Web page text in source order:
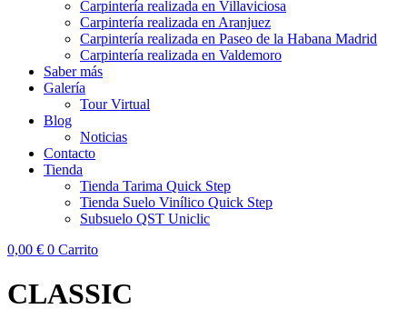
Carpintería realizada en Villaviciosa
Carpintería realizada en Aranjuez
Carpintería realizada en Paseo de la Habana Madrid
Carpintería realizada en Valdemoro
Saber más
Galería
Tour Virtual
Blog
Noticias
Contacto
Tienda
Tienda Tarima Quick Step
Tienda Suelo Vinílico Quick Step
Subsuelo QST Uniclic
0,00 € 0 Carrito
CLASSIC